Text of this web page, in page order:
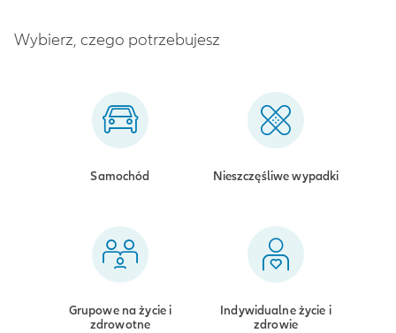
Wybierz, czego potrzebujesz
Samochód Nieszczęśliwe wypadki
Grupowe na życie i
zdrowotne
Indywidualne życie i
zdrowie